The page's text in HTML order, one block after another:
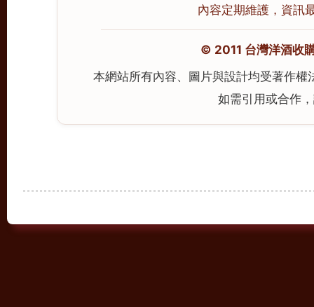
內容定期維護，資訊
© 2011 台灣洋酒收
本網站所有內容、圖片與設計均受著作
如需引用或合作